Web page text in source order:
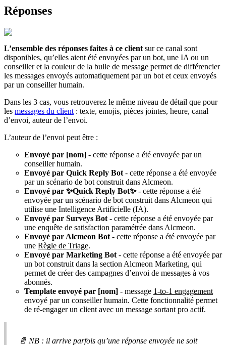
Réponses
L’ensemble des réponses faites à ce client sur ce canal sont
disponibles, qu’elles aient été envoyées par un bot, une IA ou un
conseiller et la couleur de la bulle de message permet de différencier
les messages envoyés automatiquement par un bot et ceux envoyés
par un conseiller humain.
Dans les 3 cas, vous retrouverez le même niveau de détail que pour
les messages du client : texte, emojis, pièces jointes, heure, canal
d’envoi, auteur de l’envoi.
L’auteur de l’envoi peut être :
Envoyé par [nom] - cette réponse a été envoyée par un
conseiller humain.
Envoyé par Quick Reply Bot - cette réponse a été envoyée
par un scénario de bot construit dans Alcmeon.
Envoyé par ✨Quick Reply Bot✨ - cette réponse a été
envoyée par un scénario de bot construit dans Alcmeon qui
utilise une Intelligence Artificielle (IA).
Envoyé par Surveys Bot - cette réponse a été envoyée par
une enquête de satisfaction paramétrée dans Alcmeon.
Envoyé par Alcmeon Bot - cette réponse a été envoyée par
une Règle de Triage.
Envoyé par Marketing Bot - cette réponse a été envoyée par
un bot construit dans la section Alcmeon Marketing, qui
permet de créer des campagnes d’envoi de messages à vos
abonnés.
Template envoyé par [nom] - message 1-to-1 engagement
envoyé par un conseiller humain. Cette fonctionnalité permet
de ré-engager un client avec un message sortant pro actif.
 NB : il arrive parfois qu’une réponse envoyée ne soit